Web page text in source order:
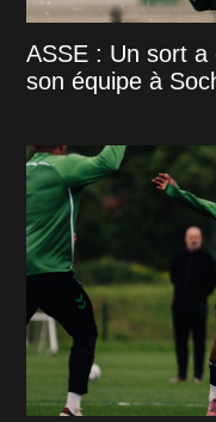
ASSE : Un sort
son équipe à